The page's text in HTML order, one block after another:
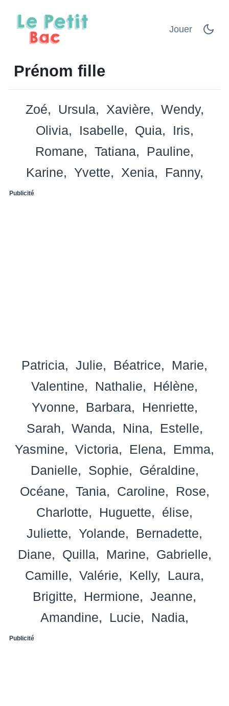
Jouer
Prénom fille
Zoé Ursula Xavière
Wendy
Olivia
Isabelle Quia
Iris
Romane
Tatiana
Pauline
Karine
Yvette Xenia Fanny
Publicité
Patricia Julie Béatrice
Marie
Valentine
Nathalie
Hélène
Yvonne
Barbara
Henriette
Sarah
Wanda Nina
Estelle
Yasmine
Victoria Elena
Emma
Danielle
Sophie
Géraldine
Océane
Tania Caroline
Rose
Charlotte
Huguette
élise
Juliette
Yolande
Bernadette
Diane
Quilla Marine
Gabrielle
Camille
Valérie Kelly
Laura
Brigitte
Hermione
Jeanne
Amandine
Lucie Nadia
Publicité